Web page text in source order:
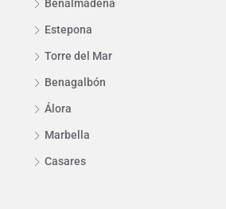
Benalmádena
Estepona
Torre del Mar
Benagalbón
Álora
Marbella
Casares